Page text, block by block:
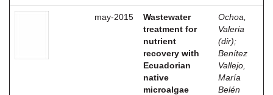
may-2015
Wastewater
treatment for
nutrient
recovery with
Ecuadorian
native
microalgae
Ochoa,
Valeria
(dir);
Benítez
Vallejo,
María
Belén